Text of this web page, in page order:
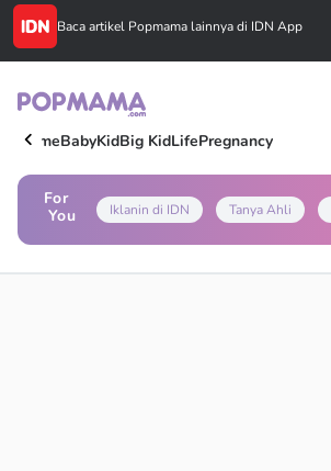
Baca artikel Popmama lainnya di IDN App
HomeBabyKidBig KidLifePregnancy
For
You
Iklanin di IDN Tanya Ahli